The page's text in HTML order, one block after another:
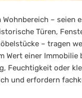
– seien
Türen,
– tragen
Wert einer Immobilie
Feuchtigkeit oder
und erfordern